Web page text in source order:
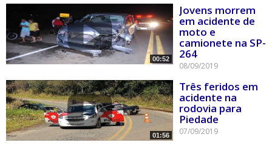
00:52
Jovens morrem
em acidente de
moto e
camionete na SP-
264
08/09/2019
01:56
Três feridos em
acidente na
rodovia para
Piedade
07/09/2019